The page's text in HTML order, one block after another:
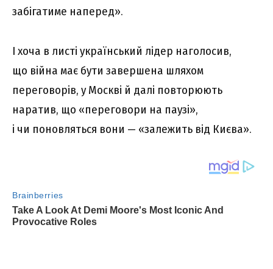
забігатиме наперед».
І хоча в листі український лідер наголосив,
що війна має бути завершена шляхом
переговорів, у Москві й далі повторюють
наратив, що «переговори на паузі»,
і чи поновляться вони — «залежить від Києва».